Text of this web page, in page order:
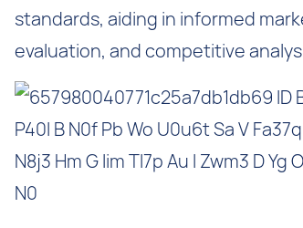
standards, aiding in informed
evaluation, and competitive